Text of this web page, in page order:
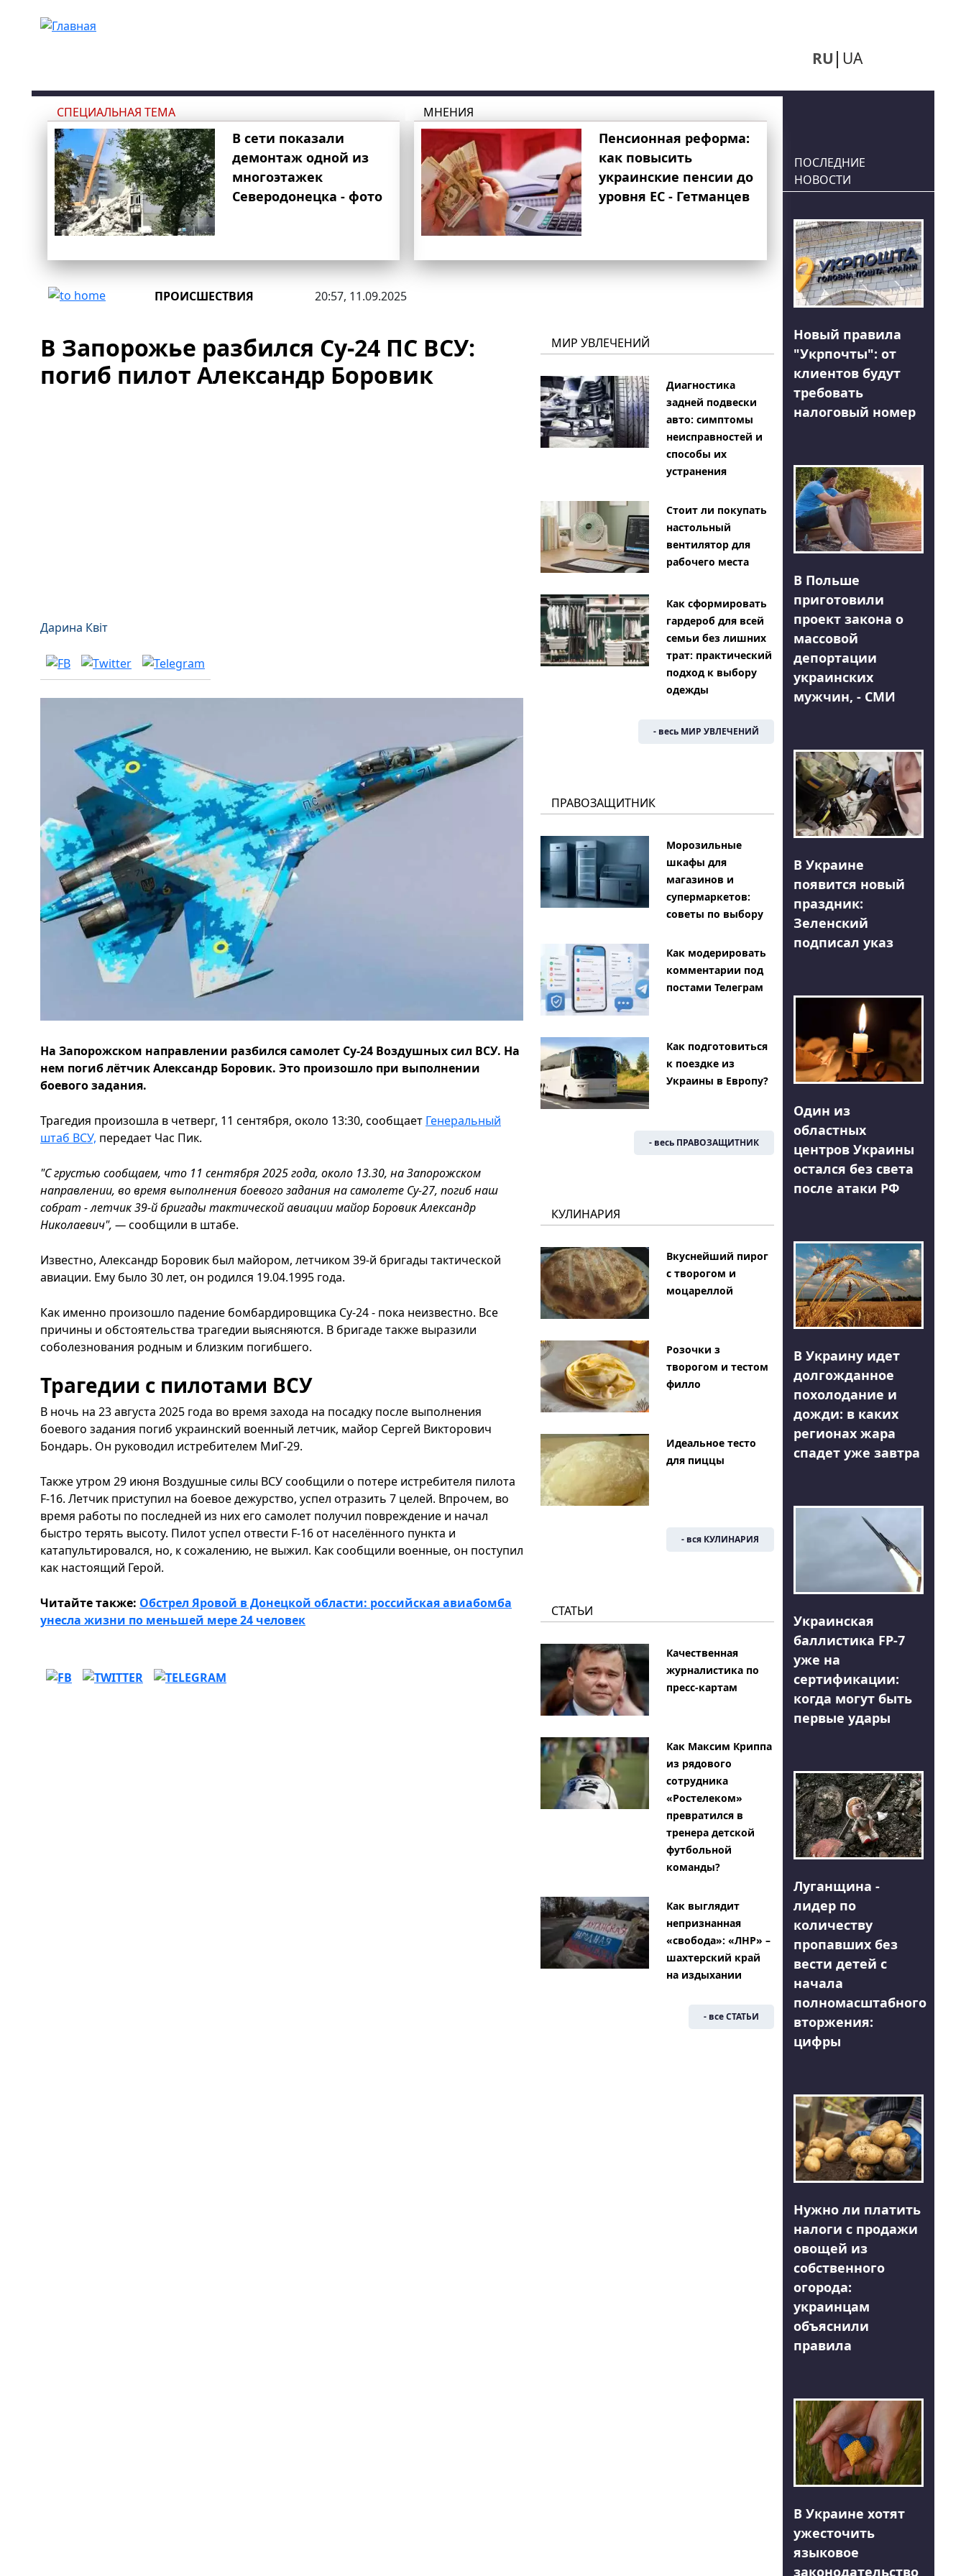
RU UA
СПЕЦИАЛЬНАЯ ТЕМА
В сети показали
демонтаж одной из
многоэтажек
Северодонецка - фото
МНЕНИЯ
Пенсионная реформа:
как повысить
украинские пенсии до
уровня ЕС - Гетманцев
ПРОИСШЕСТВИЯ 20:57, 11.09.2025
В Запорожье разбился Су-24 ПС ВСУ:
погиб пилот Александр Боровик
Дарина Квіт
На Запорожском направлении разбился самолет Су-24 Воздушных сил ВСУ. На
нем погиб лётчик Александр Боровик. Это произошло при выполнении
боевого задания.
Трагедия произошла в четверг, 11 сентября, около 13:30, сообщает Генеральный
штаб ВСУ, передает Час Пик.
"С грустью сообщаем, что 11 сентября 2025 года, около 13.30, на Запорожском
направлении, во время выполнения боевого задания на самолете Су-27, погиб наш
собрат - летчик 39-й бригады тактической авиации майор Боровик Александр
Николаевич", —сообщили в штабе.
Известно, Александр Боровик был майором, летчиком 39-й бригады тактической
авиации. Ему было 30 лет, он родился 19.04.1995 года.
Как именно произошло падение бомбардировщика Су-24 - пока неизвестно. Все
причины и обстоятельства трагедии выясняются. В бригаде также выразили
соболезнования родным и близким погибшего.
Трагедии с пилотами ВСУ
В ночь на 23 августа 2025 года во время захода на посадку после выполнения
боевого задания погиб украинский военный летчик, майор Сергей Викторович
Бондарь. Он руководил истребителем МиГ-29.
Также утром 29 июня Воздушные силы ВСУ сообщили о потере истребителя пилота
F-16. Летчик приступил на боевое дежурство, успел отразить 7 целей. Впрочем, во
время работы по последней из них его самолет получил повреждение и начал
быстро терять высоту. Пилот успел отвести F-16 от населённого пункта и
катапультировался, но, к сожалению, не выжил. Как сообщили военные, он поступил
как настоящий Герой.
Читайте также: Обстрел Яровой в Донецкой области: российская авиабомба
унесла жизни по меньшей мере 24 человек
МИР УВЛЕЧЕНИЙ
Диагностика
задней подвески
авто: симптомы
неисправностей и
способы их
устранения
Стоит ли покупать
настольный
вентилятор для
рабочего места
Как сформировать
гардероб для всей
семьи без лишних
трат: практический
подход к выбору
одежды
- весь МИР УВЛЕЧЕНИЙ
ПРАВОЗАЩИТНИК
Морозильные
шкафы для
магазинов и
супермаркетов:
советы по выбору
Как модерировать
комментарии под
постами Телеграм
Как подготовиться
к поездке из
Украины в Европу?
- весь ПРАВОЗАЩИТНИК
КУЛИНАРИЯ
Вкуснейший пирог
с творогом и
моцареллой
Розочки з
творогом и тестом
филло
Идеальное тесто
для пиццы
- вся КУЛИНАРИЯ
СТАТЬИ
Качественная
журналистика по
пресс-картам
Как Максим Криппа
из рядового
сотрудника
«Ростелеком»
превратился в
тренера детской
футбольной
команды?
Как выглядит
непризнанная
«свобода»: «ЛНР» –
шахтерский край
на издыхании
- все СТАТЬИ
ПОСЛЕДНИЕ
НОВОСТИ
Новый правила
"Укрпочты": от
клиентов будут
требовать
налоговый номер
В Польше
приготовили
проект закона о
массовой
депортации
украинских
мужчин, - СМИ
В Украине
появится новый
праздник:
Зеленский
подписал указ
Один из
областных
центров Украины
остался без света
после атаки РФ
В Украину идет
долгожданное
похолодание и
дожди: в каких
регионах жара
спадет уже завтра
Украинская
баллистика FP-7
уже на
сертификации:
когда могут быть
первые удары
Луганщина -
лидер по
количеству
пропавших без
вести детей с
начала
полномасштабного
вторжения:
цифры
Нужно ли платить
налоги с продажи
овощей из
собственного
огорода:
украинцам
объяснили
правила
В Украине хотят
ужесточить
языковое
законодательство